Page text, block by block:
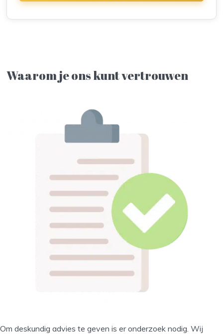
​​Waarom je ons kunt vertrouwen
Om deskundig advies te geven is er onderzoek nodig. Wij